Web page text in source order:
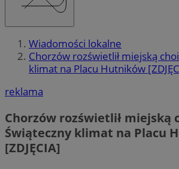
Wiadomości lokalne
Chorzów rozświetlił miejską
klimat na Placu Hutników
reklama
Chorzów rozświetlił miejską
Świąteczny klimat na Placu
[ZDJĘCIA]